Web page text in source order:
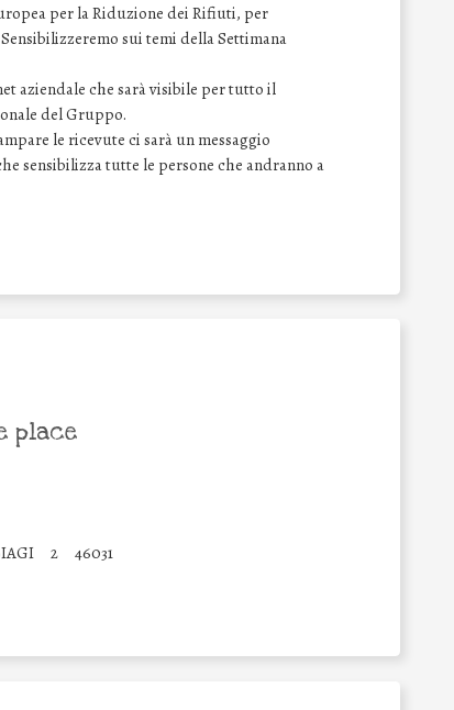
per la Riduzione dei Rifiuti, per
sui temi della Settimana
aziendale che sarà visibile per tutto il
del Gruppo.
le ricevute ci sarà un messaggio
sensibilizza tutte le persone che andranno a
place
2 46031